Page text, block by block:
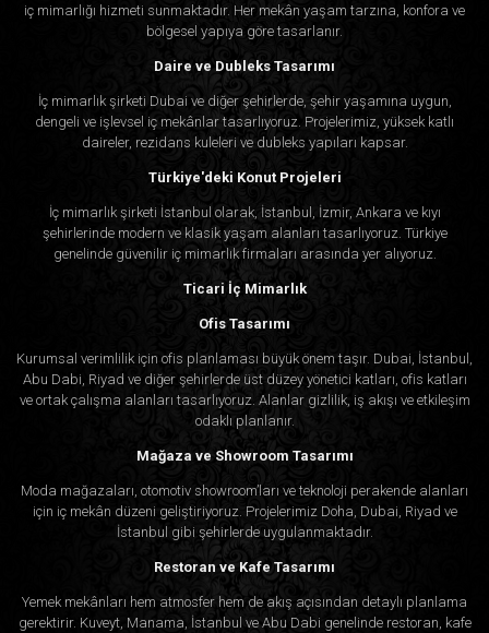
iç mimarlığı hizmeti sunmaktadır. Her mekân yaşam tarzına, konfora ve
bölgesel yapıya göre tasarlanır.
Daire ve Dubleks Tasarımı
İç mimarlık şirketi Dubai ve diğer şehirlerde, şehir yaşamına uygun,
dengeli ve işlevsel iç mekânlar tasarlıyoruz. Projelerimiz, yüksek katlı
daireler, rezidans kuleleri ve dubleks yapıları kapsar.
Türkiye'deki Konut Projeleri
İç mimarlık şirketi İstanbul olarak, İstanbul, İzmir, Ankara ve kıyı
şehirlerinde modern ve klasik yaşam alanları tasarlıyoruz. Türkiye
genelinde güvenilir iç mimarlık firmaları arasında yer alıyoruz.
Ticari İç Mimarlık
Ofis Tasarımı
Kurumsal verimlilik için ofis planlaması büyük önem taşır. Dubai, İstanbul,
Abu Dabi, Riyad ve diğer şehirlerde üst düzey yönetici katları, ofis katları
ve ortak çalışma alanları tasarlıyoruz. Alanlar gizlilik, iş akışı ve etkileşim
odaklı planlanır.
Mağaza ve Showroom Tasarımı
Moda mağazaları, otomotiv showroom’ları ve teknoloji perakende alanları
için iç mekân düzeni geliştiriyoruz. Projelerimiz Doha, Dubai, Riyad ve
İstanbul gibi şehirlerde uygulanmaktadır.
Restoran ve Kafe Tasarımı
Yemek mekânları hem atmosfer hem de akış açısından detaylı planlama
gerektirir. Kuveyt, Manama, İstanbul ve Abu Dabi genelinde restoran, kafe